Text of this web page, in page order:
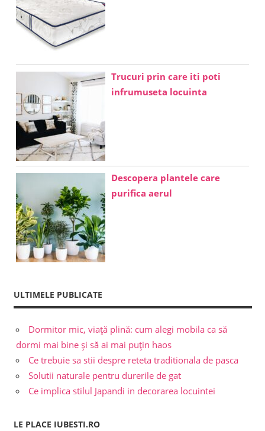
Trucuri prin care iti poti
infrumuseta locuinta
Descopera plantele care
purifica aerul
ULTIMELE PUBLICATE
Dormitor mic, viață plină: cum alegi mobila ca să
dormi mai bine și să ai mai puțin haos
Ce trebuie sa stii despre reteta traditionala de pasca
Solutii naturale pentru durerile de gat
Ce implica stilul Japandi in decorarea locuintei
LE PLACE IUBESTI.RO